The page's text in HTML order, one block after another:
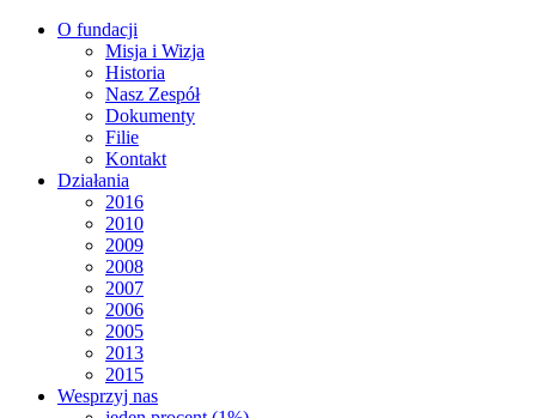
O fundacji
Misja i Wizja
Historia
Nasz Zespół
Dokumenty
Filie
Kontakt
Działania
2016
2010
2009
2008
2007
2006
2005
2013
2015
Wesprzyj nas